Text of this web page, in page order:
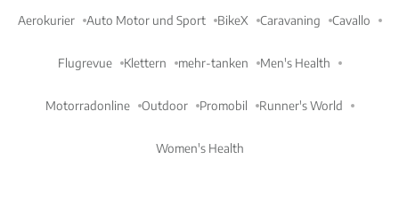
Aerokurier Auto Motor und Sport BikeX Caravaning Cavallo
Flugrevue Klettern mehr-tanken Men's Health
Motorradonline Outdoor Promobil Runner's World
Women's Health